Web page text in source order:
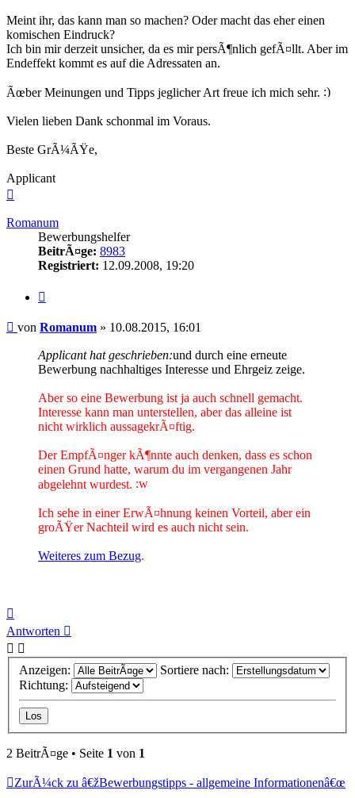
Meint ihr, das kann man so machen? Oder macht das eher einen
komischen Eindruck?
Ich bin mir derzeit unsicher, da es mir persÃ¶nlich gefÃ¤llt. Aber im
Endeffekt kommt es auf die Adressaten an.
Ãœber Meinungen und Tipps jeglicher Art freue ich mich sehr.
Vielen lieben Dank schonmal im Voraus.
Beste GrÃ¼ÃŸe,
Applicant
Romanum
Bewerbungshelfer
BeitrÃ¤ge: 8983
Registriert: 12.09.2008, 19:20
Beitrag
von Romanum » 10.08.2015, 16:01
Applicant hat geschrieben:und durch eine erneute
Bewerbung nachhaltiges Interesse und Ehrgeiz zeige.
Aber so eine Bewerbung ist ja auch schnell gemacht.
Interesse kann man unterstellen, aber das alleine ist
nicht wirklich aussagekrÃ¤ftig.
Der EmpfÃ¤nger kÃ¶nnte auch denken, dass es schon
einen Grund hatte, warum du im vergangenen Jahr
abgelehnt wurdest.
Ich sehe in einer ErwÃ¤hnung keinen Vorteil, aber ein
groÃŸer Nachteil wird es auch nicht sein.
Weiteres zum Bezug.
oben
Antworten
Anzeigen:
Sortiere nach:
Richtung:
2 BeitrÃ¤ge • Seite 1 von 1
ZurÃ¼ck zu â€žBewerbungstipps - allgemeine Informationenâ€œ